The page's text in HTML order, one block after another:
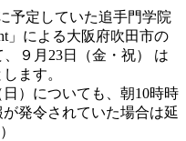
予定していた追手門学院
」による大阪府吹田市の
９月23日（金・祝） は
ます。
）についても、朝10時時
発令されていた場合は延